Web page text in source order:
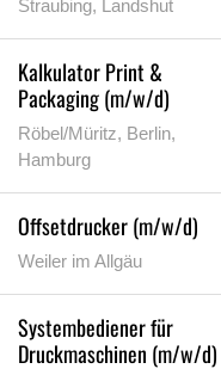
Straubing, Landshut
Kalkulator Print &
Packaging (m/w/d)
Röbel/Müritz, Berlin,
Hamburg
Offsetdrucker (m/w/d)
Weiler im Allgäu
Systembediener für
Druckmaschinen (m/w/d)